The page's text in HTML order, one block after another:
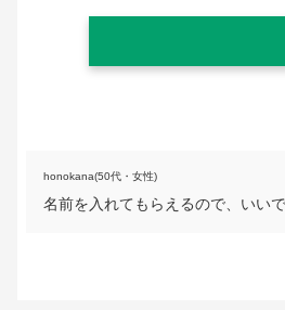
honokana(50代・女性)
名前を入れてもらえるので、いい